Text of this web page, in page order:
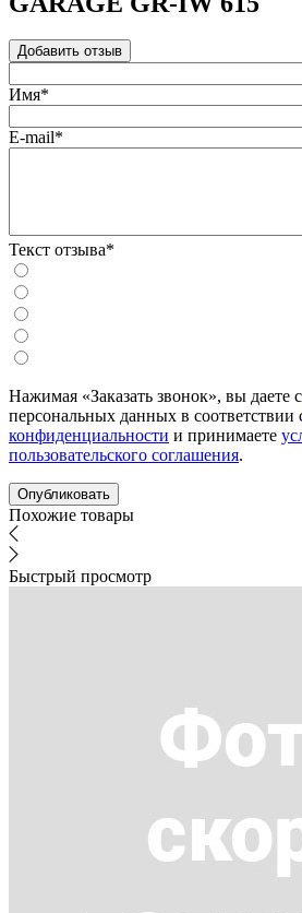
Добавить отзыв
Имя*
E-mail*
Текст отзыва*
Нажимая «Заказать звонок», вы даете
персональных данных в соответствии
конфиденциальности и принимаете
пользовательского соглашения.
Похожие товары
Быстрый просмотр